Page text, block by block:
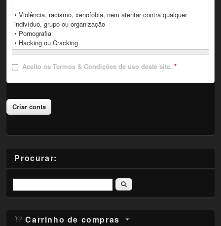
Aceito os Termos & Condições de uso deste site.*
Procurar:
Pesquisar
Carrinho de compras